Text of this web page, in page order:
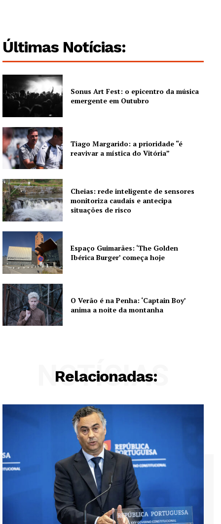
Últimas Notícias:
Sonus Art Fest: o epicentro da música
emergente em Outubro
Tiago Margarido: a prioridade “é
reavivar a mística do Vitória”
Cheias: rede inteligente de sensores
monitoriza caudais e antecipa
situações de risco
Espaço Guimarães: ‘The Golden
Ibérica Burger’ começa hoje
O Verão é na Penha: ‘Captain Boy’
anima a noite da montanha
Relacionadas:
NOTÍCIAS